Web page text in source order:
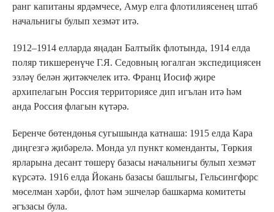
ранг капитаны ярдәмчесе, Амур елга флотилиясенең штаб
начальнигы булып хезмәт итә.
1912–1914 елларда яңадан Балтыйк флотында, 1914 елда
поляр тикшеренүче Г.Я. Седовның югалган экспедициясен
эзләү белән җитәкчелек итә. Франц Иосиф җире
архипелагын Россия территориясе дип игълан итә һәм
анда Россия флагын күтәрә.
Беренче бөтендөнья сугышында катнаша: 1915 елда Кара
диңгезгә җибәрелә. Монда ул пункт коменданты, Төркия
ярларына десант төшерү базасы начальнигы булып хезмәт
күрсәтә. 1916 елда Йокань базасы башлыгы, Гельсингфорс
мөселман хәрби, флот һәм эшчеләр башкарма комитеты
әгъзасы була.